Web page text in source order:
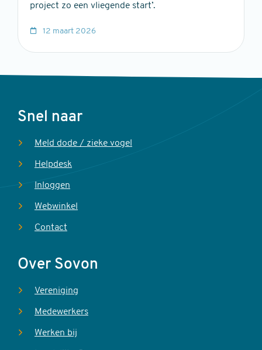
project zo een vliegende start’.
12 maart 2026
Voet
Snel naar
Meld dode / zieke vogel
Helpdesk
Inloggen
Webwinkel
Contact
Over Sovon
Vereniging
Medewerkers
Werken bij